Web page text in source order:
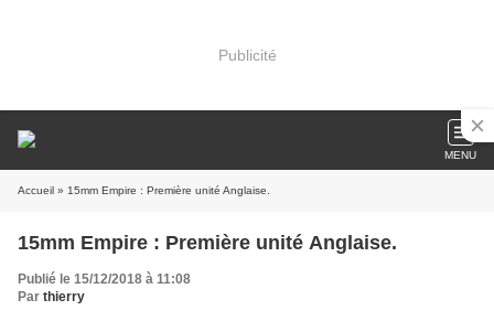
Publicité
MENU
Accueil » 15mm Empire : Première unité Anglaise.
15mm Empire : Première unité Anglaise.
Publié le 15/12/2018 à 11:08
Par thierry